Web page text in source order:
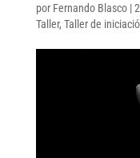
por Fernando Blasco|
Taller, Taller de